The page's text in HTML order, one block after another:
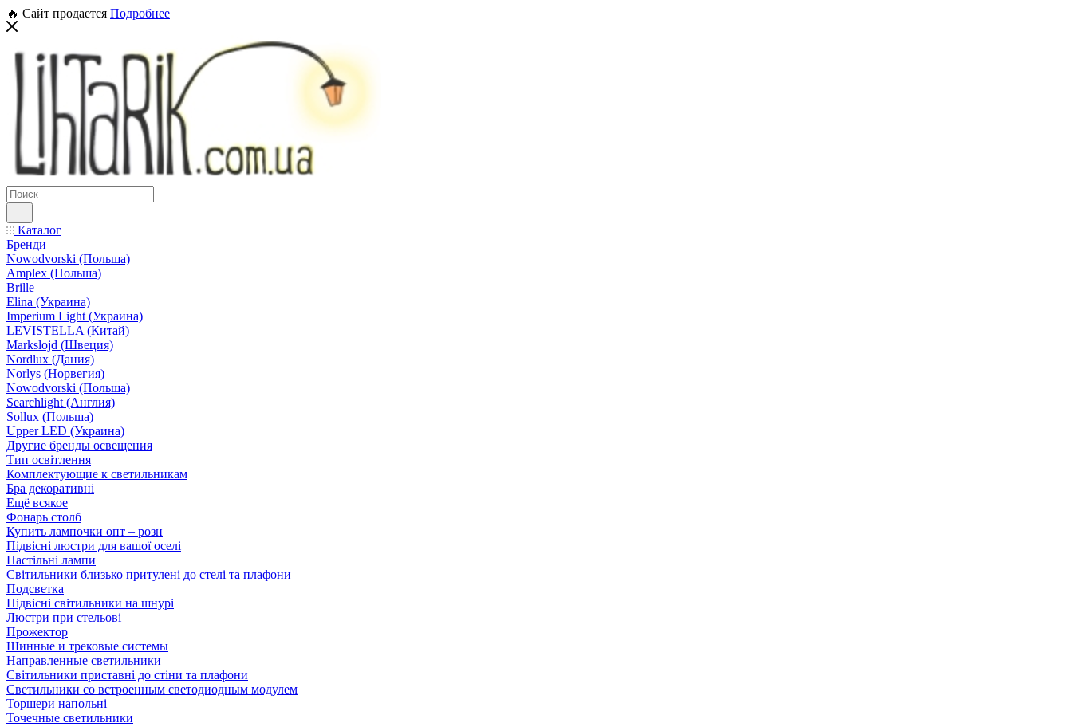
🔥 Сайт продается Подробнее
Каталог
Бренди
Nowodvorski (Польша)
Amplex (Польша)
Brille
Elina (Украина)
Imperium Light (Украина)
LEVISTELLA (Китай)
Markslojd (Швеция)
Nordlux (Дания)
Norlys (Норвегия)
Nowodvorski (Польша)
Searchlight (Англия)
Sollux (Польша)
Upper LED (Украина)
Другие бренды освещения
Тип освітлення
Комплектующие к светильникам
Бра декоративні
Ещё всякое
Фонарь столб
Купить лампочки опт – розн
Підвісні люстри для вашої оселі
Настільні лампи
Світильники близько притулені до стелі та плафони
Подсветка
Підвісні світильники на шнурі
Люстри при стельові
Прожектор
Шинные и трековые системы
Направленные светильники
Світильники приставні до стіни та плафони
Светильники со встроенным светодиодным модулем
Торшери напольні
Точечные светильники